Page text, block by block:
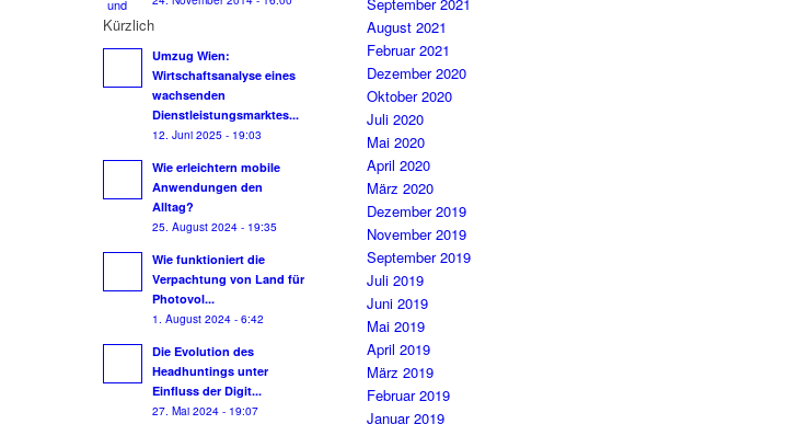
Kürzlich
Umzug Wien:
Wirtschaftsanalyse eines
wachsenden
Dienstleistungsmarktes...
12. Juni 2025 - 19:03
Wie erleichtern mobile
Anwendungen den
Alltag?
25. August 2024 - 19:35
Wie funktioniert die
Verpachtung von Land für
Photovol...
1. August 2024 - 6:42
Die Evolution des
Headhuntings unter
Einfluss der Digit...
27. Mai 2024 - 19:07
August 2021
Februar 2021
Dezember 2020
Oktober 2020
Juli 2020
Mai 2020
April 2020
März 2020
Dezember 2019
November 2019
September 2019
Juli 2019
Juni 2019
Mai 2019
April 2019
März 2019
Februar 2019
Januar 2019